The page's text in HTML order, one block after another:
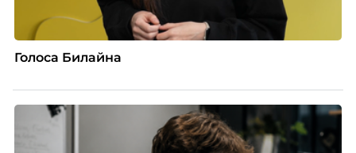
Голоса Билайна